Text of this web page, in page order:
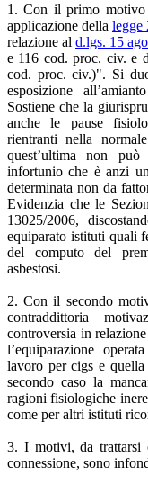
1. Con il primo motivo
applicazione della legge
relazione al d.lgs. 15
e 116 cod. proc. civ. e
cod. proc. civ.)". Si
esposizione
Sostiene che la
anche le pause
rientranti nella
quest’ultima non
infortunio che è anzi
determinata non da
Evidenzia che le
13025/2006,
equiparato istituti quali
del computo del
asbestosi.
2. Con il secondo
contraddittoria
controversia in
l’equiparazione
lavoro per cigs e
secondo caso la
ragioni fisiologiche
come per altri istituti
3. I motivi, da trattarsi
connessione, sono